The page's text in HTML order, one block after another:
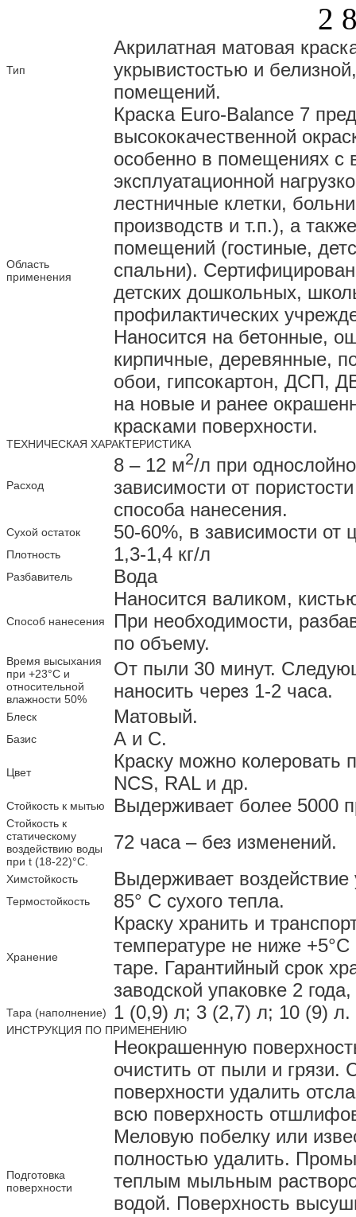
2
Тип
Акрилатная матовая
укрывистостью и
помещений.
Область
применения
Краска Euro-Balance 7
высококачественной
особенно в помещениях с
эксплуатационной
лестничные клетки,
производств и т.п.), а
помещений (гостиные,
спальни).
детских дошкольных,
профилактических
Наносится на бетонные,
кирпичные, деревянные,
обои, гипсокартон, ДСП,
на новые и ранее
красками поверхности.
ТЕХНИЧЕСКАЯ ХАРАКТЕРИСТИКА
Расход
8 – 12 м2/л при
зависимости от
способа нанесения.
Сухой остаток 50-60%, в зависимости от
Плотность 1,3-1,4 кг/л
Разбавитель Вода
Способ нанесения
Наносится валиком,
При необходимости,
по объему.
Время высыхания
при +23°С и
относительной
влажности 50%
От пыли 30 минут.
наносить через 1-2 часа.
Блеск Матовый.
Базис А и С.
Цвет
Краску можно колеровать
NCS, RAL и др.
Стойкость к мытью Выдерживает более 5000
Стойкость к
статическому
воздействию воды
при t (18-22)°C.
72 часа – без изменений.
Химстойкость Выдерживает воздействие
Термостойкость 85° С сухого тепла.
Хранение
Краску хранить и
температуре не ниже +5°С
таре. Гарантийный срок
заводской упаковке 2
Тара (наполнение) 1 (0,9) л; 3 (2,7) л; 10 (9) л.
ИНСТРУКЦИЯ ПО ПРИМЕНЕНИЮ
Подготовка
поверхности
Неокрашенную
очистить от пыли и грязи.
поверхности удалить
всю поверхность
Меловую побелку или
полностью удалить.
теплым мыльным
водой. Поверхность